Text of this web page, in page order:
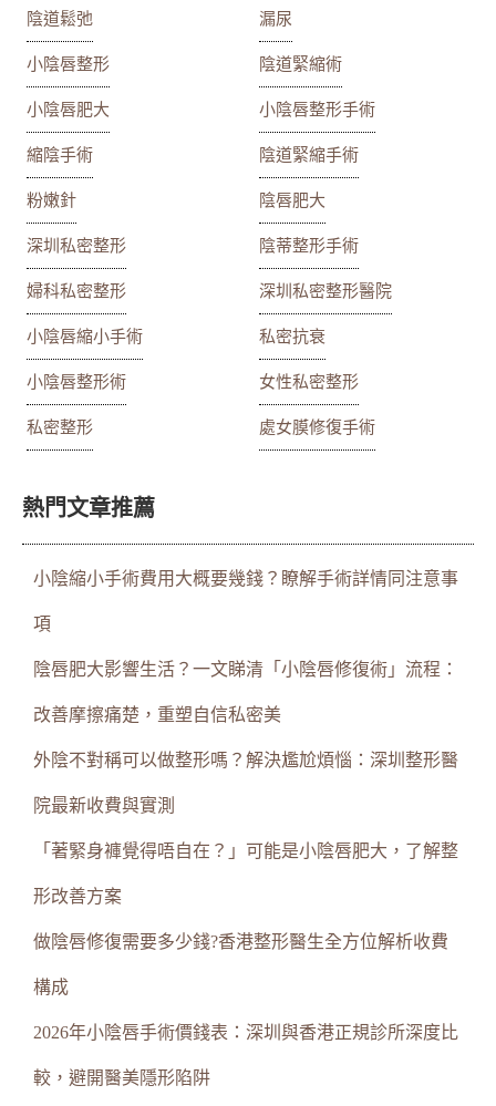
陰道鬆弛 漏尿
小陰唇整形 陰道緊縮術
小陰唇肥大 小陰唇整形手術
縮陰手術 陰道緊縮手術
粉嫩針 陰唇肥大
深圳私密整形 陰蒂整形手術
婦科私密整形 深圳私密整形醫院
小陰唇縮小手術 私密抗衰
小陰唇整形術 女性私密整形
私密整形 處女膜修復手術
熱門文章推薦
小陰縮小手術費用大概要幾錢？瞭解手術詳情同注意事
項
陰唇肥大影響生活？一文睇清「小陰唇修復術」流程：
改善摩擦痛楚，重塑自信私密美
外陰不對稱可以做整形嗎？解決尷尬煩惱：深圳整形醫
院最新收費與實測
「著緊身褲覺得唔自在？」可能是小陰唇肥大，了解整
形改善方案
做陰唇修復需要多少錢?香港整形醫生全方位解析收費
構成
2026年小陰唇手術價錢表：深圳與香港正規診所深度比
較，避開醫美隱形陷阱